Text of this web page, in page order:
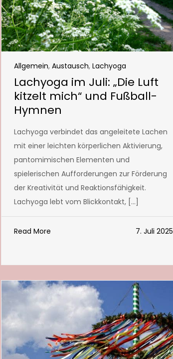
Allgemein, Austausch, Lachyoga
Lachyoga im Juli: „Die Luft
kitzelt mich“ und Fußball-
Hymnen
Lachyoga verbindet das angeleitete Lachen
mit einer leichten körperlichen Aktivierung,
pantomimischen Elementen und
spielerischen Aufforderungen zur Förderung
der Kreativität und Reaktionsfähigkeit.
Lachyoga lebt vom Blickkontakt, […]
Read More 7. Juli 2025